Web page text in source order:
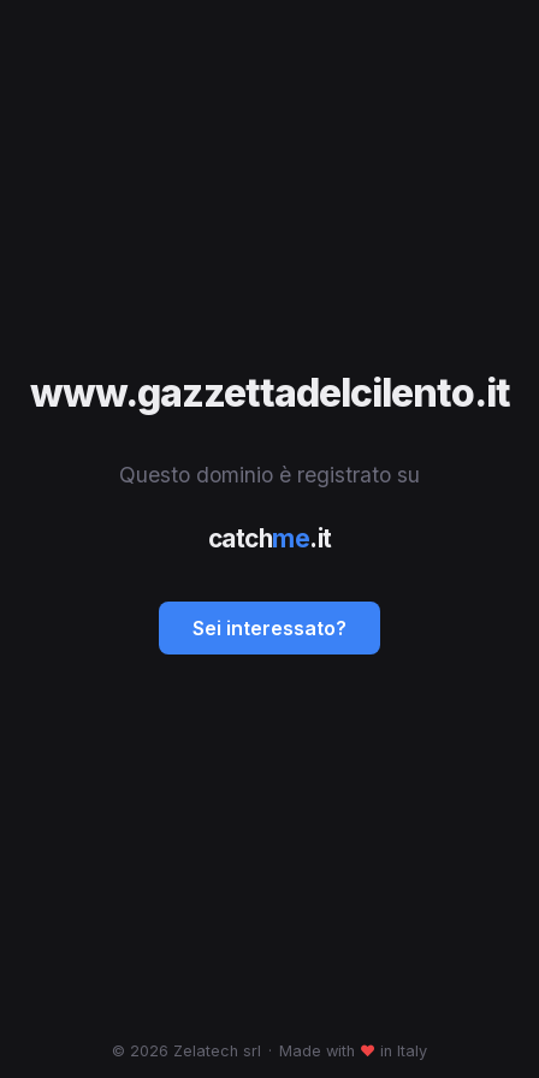
www.gazzettadelcilento.it
Questo dominio è registrato su
catchme.it
Sei interessato?
© 2026 Zelatech srl · Made with ♥ in Italy